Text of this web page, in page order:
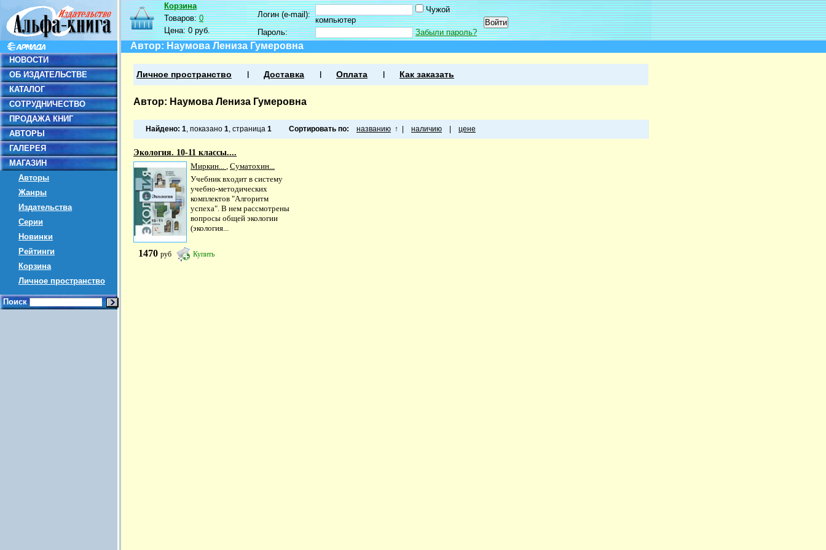
НОВОСТИ
ОБ ИЗДАТЕЛЬСТВЕ
КАТАЛОГ
СОТРУДНИЧЕСТВО
ПРОДАЖА КНИГ
АВТОРЫ
ГАЛЕРЕЯ
МАГАЗИН
Авторы
Жанры
Издательства
Серии
Новинки
Рейтинги
Корзина
Личное пространство
Поиск
Корзина
Товаров:0
Цена:0 руб.
Логин (e-mail):
Чужой
компьютер
Пароль:
Забыли пароль?
Автор: Наумова Лениза Гумеровна
Личное пространство Доставка Оплата Как заказать
Автор: Наумова Лениза Гумеровна
Найдено: 1, показано 1, страница 1 Сортировать по: названию ↑ наличию цене
Экология. 10-11 классы....
Миркин... , Суматохин...
Учебник входит в систему
учебно-методических
комплектов "Алгоритм
успеха". В нем рассмотрены
вопросы общей экологии
(экология...
1470 руб Купить